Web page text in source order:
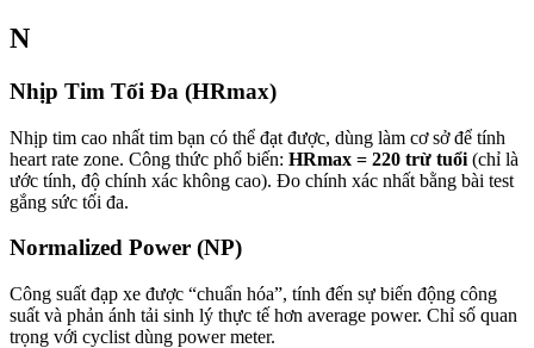
N
Nhịp Tim Tối Đa (HRmax)
Nhịp tim cao nhất tim bạn có thể đạt được, dùng làm cơ sở để tính
heart rate zone. Công thức phổ biến: HRmax = 220 trừ tuổi (chỉ là
ước tính, độ chính xác không cao). Đo chính xác nhất bằng bài test
gắng sức tối đa.
Normalized Power (NP)
Công suất đạp xe được “chuẩn hóa”, tính đến sự biến động công
suất và phản ánh tải sinh lý thực tế hơn average power. Chỉ số quan
trọng với cyclist dùng power meter.